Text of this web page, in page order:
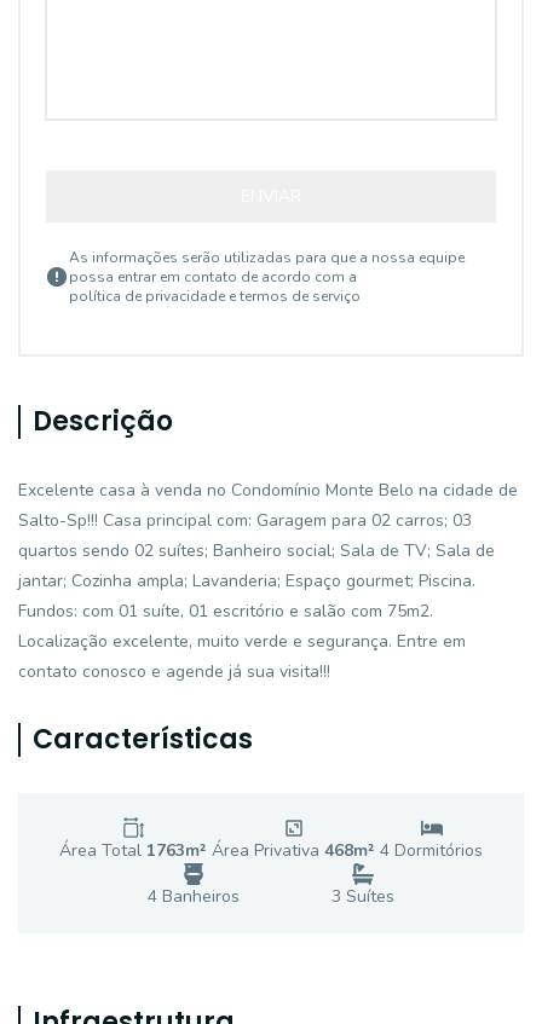
As informações serão utilizadas para que a nossa equipe
possa entrar em contato de acordo com a
política de privacidade e termos de serviço
Descrição
Excelente casa à venda no Condomínio Monte Belo na cidade de
Salto-Sp!!! Casa principal com: Garagem para 02 carros; 03
quartos sendo 02 suítes; Banheiro social; Sala de TV; Sala de
jantar; Cozinha ampla; Lavanderia; Espaço gourmet; Piscina.
Fundos: com 01 suíte, 01 escritório e salão com 75m2.
Localização excelente, muito verde e segurança. Entre em
contato conosco e agende já sua visita!!!
Características
Área Total 1763m² Área Privativa 468m² 4 Dormitórios
4Banheiros 3 Suítes